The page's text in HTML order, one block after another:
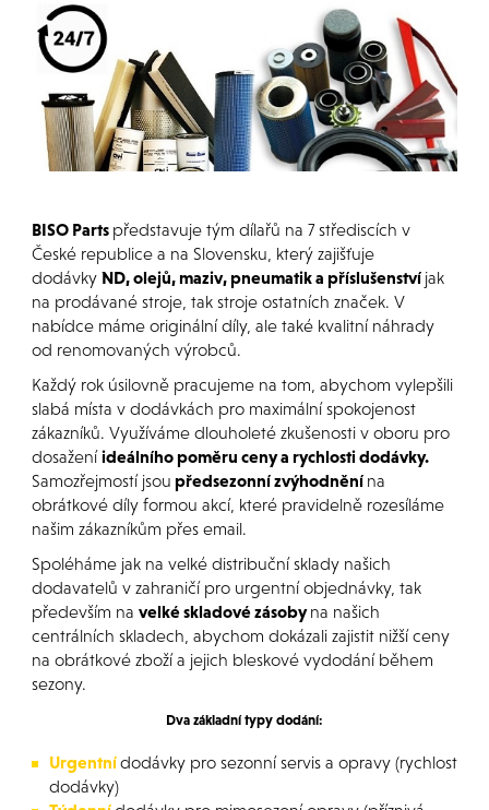
BISO Parts představuje tým dílařů na 7 střediscích v
České republice a na Slovensku, který zajišťuje
dodávky ND, olejů, maziv, pneumatik a příslušenství jak
na prodávané stroje, tak stroje ostatních značek. V
nabídce máme originální díly, ale také kvalitní náhrady
od renomovaných výrobců.
Každý rok úsilovně pracujeme na tom, abychom vylepšili
slabá místa v dodávkách pro maximální spokojenost
zákazníků. Využíváme dlouholeté zkušenosti v oboru pro
dosaženíideálního poměru ceny a rychlosti dodávky.
Samozřejmostí jsou předsezonní zvýhodnění na
obrátkové díly formou akcí, které pravidelně rozesíláme
našim zákazníkům přes email.
Spoléháme jak na velké distribuční sklady našich
dodavatelů v zahraničí pro urgentní objednávky, tak
především na velké skladové zásobyna našich
centrálních skladech, abychom dokázali zajistit nižší ceny
na obrátkové zboží a jejich bleskové vydodání během
sezony.
Dva základní typy dodání:
Urgentnídodávky pro sezonní servis a opravy (rychlost
dodávky)